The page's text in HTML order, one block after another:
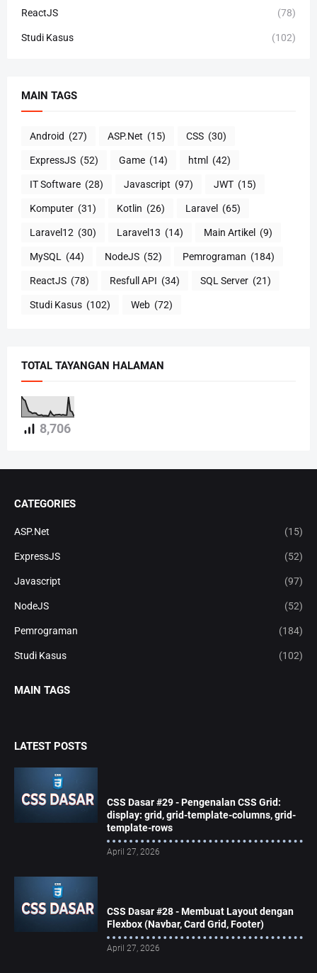
ReactJS (78)
Studi Kasus (102)
MAIN TAGS
Android (27) ASP.Net (15) CSS (30)
ExpressJS (52) Game (14) html (42)
IT Software (28) Javascript (97) JWT (15)
Komputer (31) Kotlin (26) Laravel (65)
Laravel12 (30) Laravel13 (14) Main Artikel (9)
MySQL (44) NodeJS (52) Pemrograman (184)
ReactJS (78) Resfull API (34) SQL Server (21)
Studi Kasus (102) Web (72)
TOTAL TAYANGAN HALAMAN
8,706
CATEGORIES
ASP.Net (15)
ExpressJS (52)
Javascript (97)
NodeJS (52)
Pemrograman (184)
Studi Kasus (102)
MAIN TAGS
LATEST POSTS
CSS Dasar #29 - Pengenalan CSS Grid:
display: grid, grid-template-columns, grid-
template-rows
April 27, 2026
CSS Dasar #28 - Membuat Layout dengan
Flexbox (Navbar, Card Grid, Footer)
April 27, 2026